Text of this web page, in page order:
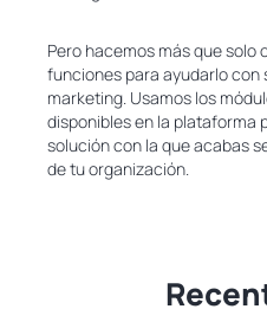
Pero hacemos más que
funciones para ayudarlo con
marketing. Usamos los
disponibles en la plataforma
solución con la que acabas
de tu organización.